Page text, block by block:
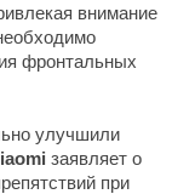
внимание
фронтальных
улучшили
заявляет о
при